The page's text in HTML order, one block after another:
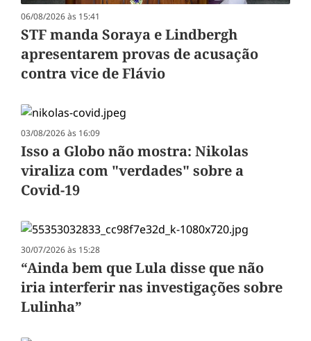
06/08/2026 às 15:41
STF manda Soraya e Lindbergh
apresentarem provas de acusação
contra vice de Flávio
03/08/2026 às 16:09
Isso a Globo não mostra: Nikolas
viraliza com "verdades" sobre a
Covid-19
30/07/2026 às 15:28
“Ainda bem que Lula disse que não
iria interferir nas investigações sobre
Lulinha”